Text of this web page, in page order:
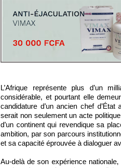
L’Afrique représente plus d’un
considérable, et pourtant elle
candidature d’un ancien chef
serait non seulement un acte
d’un continent qui revendique sa
ambition, par son parcours
et sa capacité éprouvée à dialoguer
Au-delà de son expérience